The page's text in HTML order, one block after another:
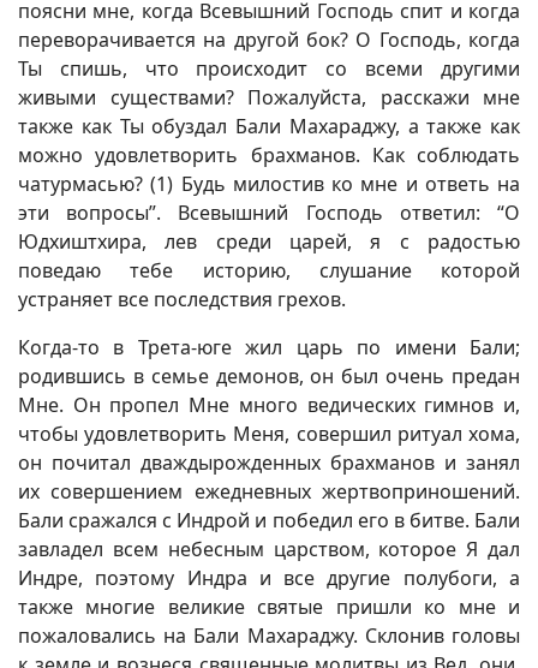
поясни мне, когда Всевышний Господь спит и когда
переворачивается на другой бок? О Господь, когда
Ты спишь, что происходит со всеми другими
живыми существами? Пожалуйста, расскажи мне
также как Ты обуздал Бали Махараджу, а также как
можно удовлетворить брахманов. Как соблюдать
чатурмасью? (1) Будь милостив ко мне и ответь на
эти вопросы”. Всевышний Господь ответил: “О
Юдхиштхира, лев среди царей, я с радостью
поведаю тебе историю, слушание которой
устраняет все последствия грехов.
Когда-то в Трета-юге жил царь по имени Бали;
родившись в семье демонов, он был очень предан
Мне. Он пропел Мне много ведических гимнов и,
чтобы удовлетворить Меня, совершил ритуал хома,
он почитал дваждырожденных брахманов и занял
их совершением ежедневных жертвоприношений.
Бали сражался с Индрой и победил его в битве. Бали
завладел всем небесным царством, которое Я дал
Индре, поэтому Индра и все другие полубоги, а
также многие великие святые пришли ко мне и
пожаловались на Бали Махараджу. Склонив головы